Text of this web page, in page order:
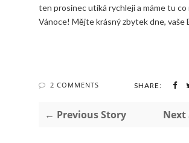
ten prosinec utíká rychleji a máme tu co
Vánoce! Mějte krásný zbytek dne, vaše
2 COMMENTS SHARE:
← Previous Story Next